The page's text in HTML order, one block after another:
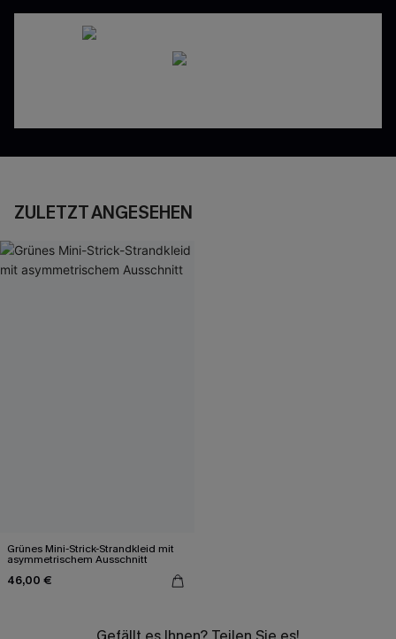
ZULETZT ANGESEHEN
Grünes Mini-Strick-Strandkleid mit
asymmetrischem Ausschnitt
46,00 €